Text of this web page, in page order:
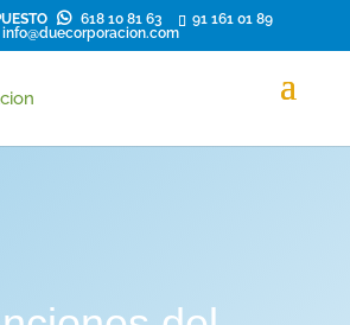
618 10 81 63
91 161 01 89
info@duecorporacion.com